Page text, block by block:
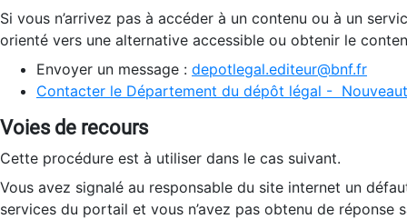
Si vous n’arrivez pas à accéder à un contenu ou à un
orienté vers une alternative accessible ou obtenir le
Envoyer un message : depotlegal.editeur@bnf.fr
Contacter le Département du dépôt légal -
Voies de recours
Cette procédure est à utiliser dans le cas suivant.
Vous avez signalé au responsable du site internet un
services du portail et vous n’avez pas obtenu de réponse